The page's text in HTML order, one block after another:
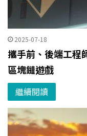
2025-07-18
攜手前、後端工程
區塊鏈遊戲
繼續閱讀